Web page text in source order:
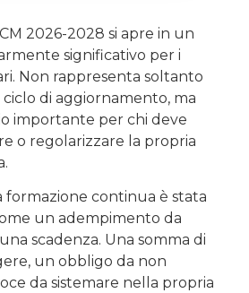
2026-2028 si apre in un
significativo per i
Non rappresenta soltanto
ciclo di aggiornamento, ma
importante per chi deve
o regolarizzare la propria
formazione continua è stata
un adempimento da
scadenza. Una somma di
un obbligo da non
da sistemare nella propria